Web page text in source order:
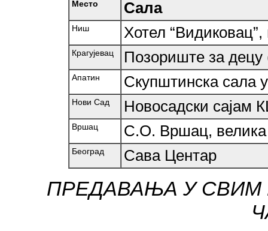
Место Сала
Ниш Хотел
Крагујевац Позориште за децу
Апатин Скупштинска сала
Нови Сад Новосадски сајам
Вршац С.О. Вршац, велика
Београд Сава Центар
ПРЕДАВАЊА У СВИМ